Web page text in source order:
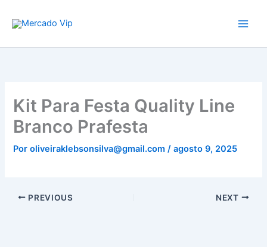
para
conteúdo
Kit Para Festa Quality Line
Branco Prafesta
Poroliveiraklebsonsilva@gmail.com/agosto 9, 2025
PREVIOUS NEXT